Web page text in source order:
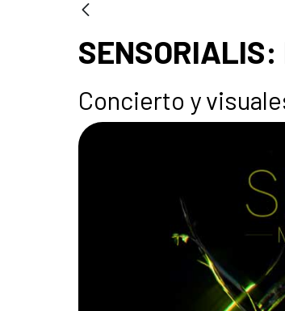
Concierto y